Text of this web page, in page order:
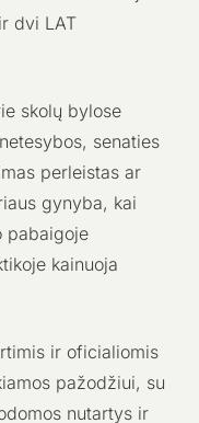
dvi LAT
skolų bylose
senaties
perleistas ar
gynyba, kai
pabaigoje
kainuoja
ir oficialiomis
pažodžiui, su
nutartys ir